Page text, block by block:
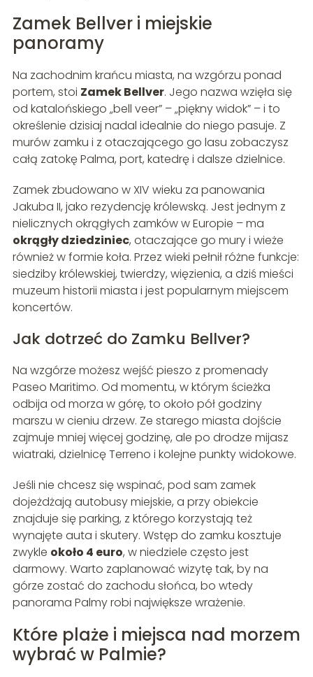
Zamek Bellver i miejskie
panoramy
Na zachodnim krańcu miasta, na wzgórzu ponad
portem, stoi Zamek Bellver. Jego nazwa wzięła się
od katalońskiego „bell veer” – „piękny widok” – i to
określenie dzisiaj nadal idealnie do niego pasuje. Z
murów zamku i z otaczającego go lasu zobaczysz
całą zatokę Palma, port, katedrę i dalsze dzielnice.
Zamek zbudowano w XIV wieku za panowania
Jakuba II, jako rezydencję królewską. Jest jednym z
nielicznych okrągłych zamków w Europie – ma
okrągły dziedziniec, otaczające go mury i wieże
również w formie koła. Przez wieki pełnił różne funkcje:
siedziby królewskiej, twierdzy, więzienia, a dziś mieści
muzeum historii miasta i jest popularnym miejscem
koncertów.
Jak dotrzeć do Zamku Bellver?
Na wzgórze możesz wejść pieszo z promenady
Paseo Maritimo. Od momentu, w którym ścieżka
odbija od morza w górę, to około pół godziny
marszu w cieniu drzew. Ze starego miasta dojście
zajmuje mniej więcej godzinę, ale po drodze mijasz
wiatraki, dzielnicę Terreno i kolejne punkty widokowe.
Jeśli nie chcesz się wspinać, pod sam zamek
dojeżdżają autobusy miejskie, a przy obiekcie
znajduje się parking, z którego korzystają też
wynajęte auta i skutery. Wstęp do zamku kosztuje
zwykle około 4 euro, w niedziele często jest
darmowy. Warto zaplanować wizytę tak, by na
górze zostać do zachodu słońca, bo wtedy
panorama Palmy robi największe wrażenie.
Które plaże i miejsca nad morzem
wybrać w Palmie?